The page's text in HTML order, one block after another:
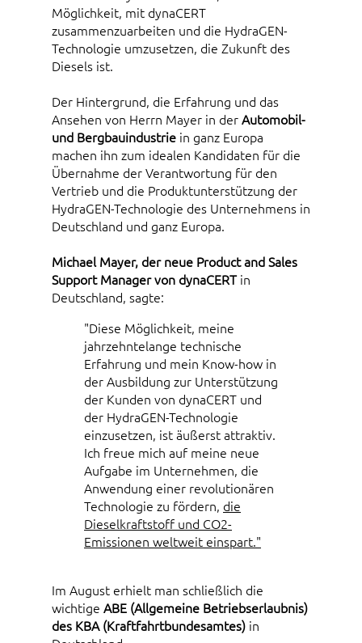
Möglichkeit, mit dynaCERT
zusammenzuarbeiten und die HydraGEN-
Technologie umzusetzen, die Zukunft des
Diesels ist.
Der Hintergrund, die Erfahrung und das
Ansehen von Herrn Mayer in derAutomobil-
und Bergbauindustrie in ganz Europa
machen ihn zum idealen Kandidaten für die
Übernahme der Verantwortung für den
Vertrieb und die Produktunterstützung der
HydraGEN-Technologie des Unternehmens in
Deutschland und ganz Europa.
Michael Mayer, der neue Product and Sales
Support Manager von dynaCERTin
Deutschland, sagte:
"Diese Möglichkeit, meine
jahrzehntelange technische
Erfahrung und mein Know-how in
der Ausbildung zur Unterstützung
der Kunden von dynaCERT und
der HydraGEN-Technologie
einzusetzen, ist äußerst attraktiv.
Ich freue mich auf meine neue
Aufgabe im Unternehmen, die
Anwendung einer revolutionären
Technologie zu fördern, die
Dieselkraftstoff und CO2-
Emissionen weltweit einspart."
Im August erhielt man schließlich die
wichtige ABE (Allgemeine Betriebserlaubnis)
des KBA (Kraftfahrtbundesamtes) in